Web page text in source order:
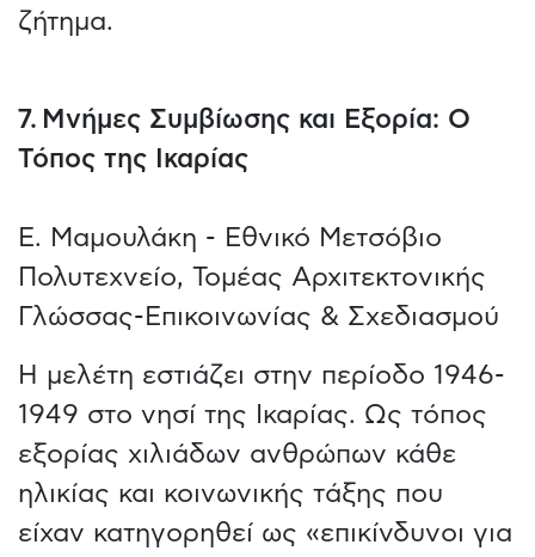
ζήτημα.
7. Μνήμες Συμβίωσης και Εξορία: Ο
Τόπος της Ικαρίας
Ε. Μαμουλάκη - Εθνικό Μετσόβιο
Πολυτεχνείο, Τομέας Αρχιτεκτονικής
Γλώσσας-Επικοινωνίας & Σχεδιασμού
Η μελέτη εστιάζει στην περίοδο 1946-
1949 στο νησί της Ικαρίας. Ως τόπος
εξορίας χιλιάδων ανθρώπων κάθε
ηλικίας και κοινωνικής τάξης που
είχαν κατηγορηθεί ως «επικίνδυνοι για